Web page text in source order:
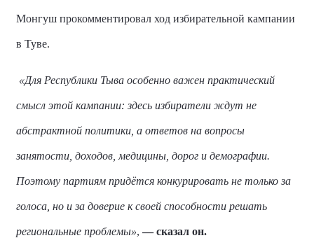
Монгуш прокомментировал ход избирательной кампании
в Туве.
«Для Республики Тыва особенно важен практический
смысл этой кампании: здесь избиратели ждут не
абстрактной политики, а ответов на вопросы
занятости, доходов, медицины, дорог и демографии.
Поэтому партиям придётся конкурировать не только за
голоса, но и за доверие к своей способности решать
региональные проблемы»,— сказал он.